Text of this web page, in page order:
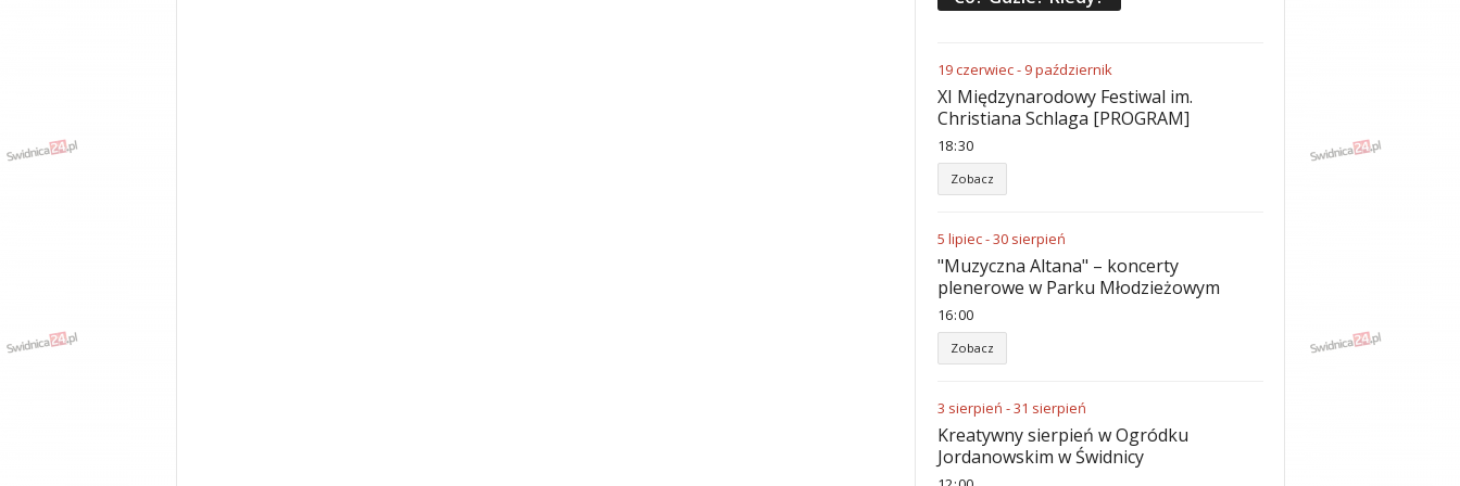
19czerwiec- 9październik
XI Międzynarodowy Festiwal im.
Christiana Schlaga [PROGRAM]
18:30
Zobacz
5 lipiec-30 sierpień
"Muzyczna Altana" – koncerty
plenerowe w Parku Młodzieżowym
16:00
Zobacz
3 sierpień -31 sierpień
Kreatywny sierpień w Ogródku
Jordanowskim w Świdnicy